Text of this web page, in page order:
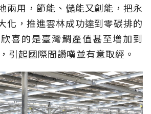
兩用，節能、儲能又創能，把永
化，推進雲林成功達到零碳排的
喜的是臺灣鯛產值甚至增加到
引起國際間讚嘆並有意取經。